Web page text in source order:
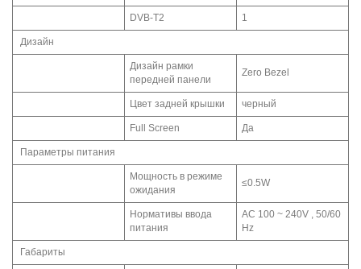
DVB-T2 1
Дизайн
Дизайн рамки
передней панели
Zero Bezel
Цвет задней крышки черный
Full Screen Да
Параметры питания
Мощность в режиме
ожидания
≤0.5W
Нормативы ввода
питания
AC 100 ~ 240V , 50/60
Hz
Габариты